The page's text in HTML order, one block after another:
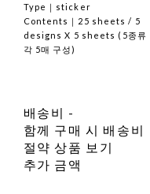
Type｜sticker
Contents｜25 sheets / 5
designs X 5 sheets (5종류
각 5매 구성)
배송비 -
함께 구매 시 배송비
절약 상품 보기
추가 금액